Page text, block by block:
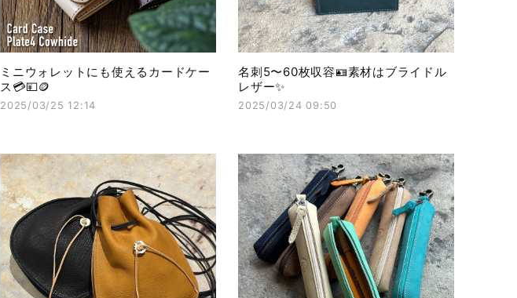
ミニウォレットにも使えるカードケー
ス💳💴🪙
2025/03/25 12:14
名刺5〜60枚収容🪪素材はブライドル
レザー✨
2025/03/24 09:50